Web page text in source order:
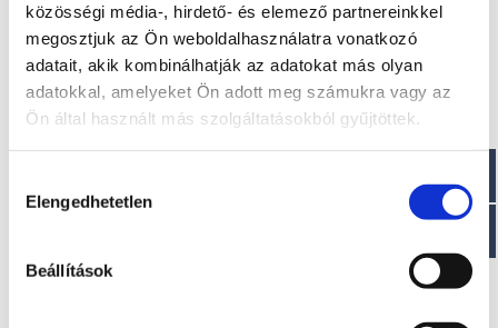
közösségi média-, hirdető- és elemező partnereinkkel
megosztjuk az Ön weboldalhasználatra vonatkozó
adatait, akik kombinálhatják az adatokat más olyan
adatokkal, amelyeket Ön adott meg számukra vagy az
Ön által használt más szolgáltatásokból gyűjtöttek.
kiválasztása
Elengedhetetlen
Beállítások
Visszahívást kérek!